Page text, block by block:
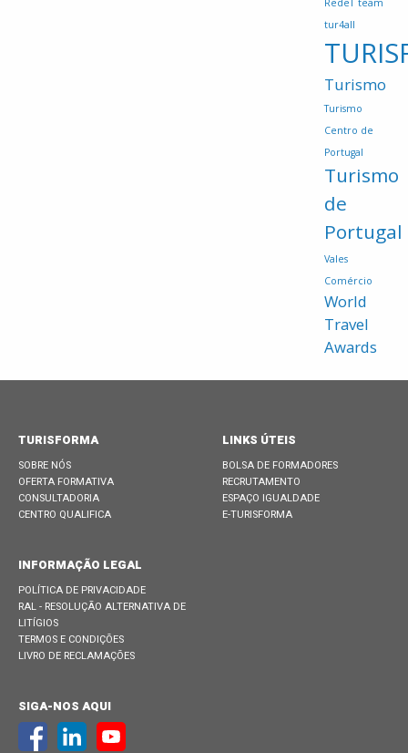
RedeT
team
tur4all
Turismo
Turismo
Centro de
Portugal
Turismo
de
Portugal
Vales
Comércio
World
Travel
Awards
TURISFORMA
SOBRE NÓS
OFERTA FORMATIVA
CONSULTADORIA
CENTRO QUALIFICA
LINKS ÚTEIS
BOLSA DE FORMADORES
RECRUTAMENTO
ESPAÇO IGUALDADE
E-TURISFORMA
INFORMAÇÃO LEGAL
POLÍTICA DE PRIVACIDADE
RAL - RESOLUÇÃO ALTERNATIVA DE
LITÍGIOS
TERMOS E CONDIÇÕES
LIVRO DE RECLAMAÇÕES
SIGA-NOS AQUI